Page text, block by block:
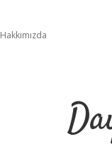
Hakkımızda